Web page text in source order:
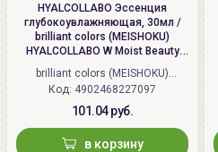
HYALCOLLABO Эссенция
глубокоувлажняющая, 30мл /
brilliant colors (MEISHOKU)
HYALCOLLABO W Moist Beauty
Essence
brilliant colors (MEISHOKU)
(Япония)
Код: 4902468227097
101.04 руб.
в корзину